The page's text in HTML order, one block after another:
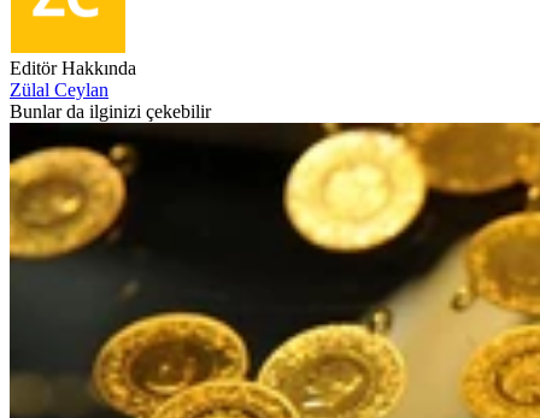
Editör Hakkında
Zülal Ceylan
Bunlar da ilginizi çekebilir